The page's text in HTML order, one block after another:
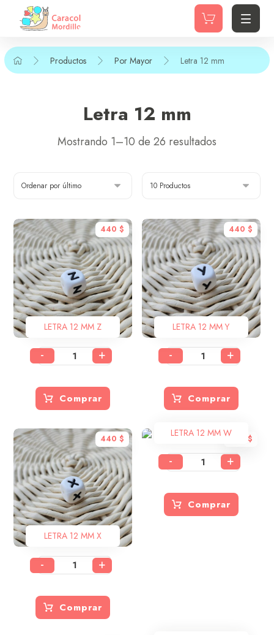
Productos Por Mayor Letra 12 mm
Letra 12 mm
Mostrando 1–10 de 26 resultados
LETRA 12 MM Z
440 $
- +
Comprar
LETRA 12 MM Y
440 $
- +
Comprar
LETRA 12 MM X
440 $
- +
Comprar
LETRA 12 MM W440 $
- +
Comprar